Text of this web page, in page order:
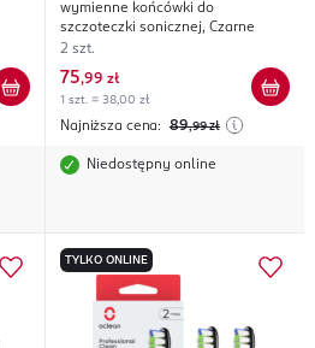
wymienne końcówki do
szczoteczki sonicznej, Czarne
2 szt.
75,99 zł
1 szt. = 38,00 zł
Najniższa cena: 89,99 zł
Niedostępny online
TYLKO ONLINE